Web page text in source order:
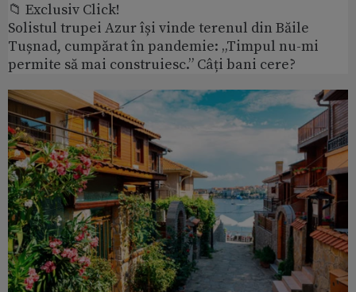
📁 Exclusiv Click!
Solistul trupei Azur își vinde terenul din Băile
Tușnad, cumpărat în pandemie: „Timpul nu-mi
permite să mai construiesc.” Câți bani cere?